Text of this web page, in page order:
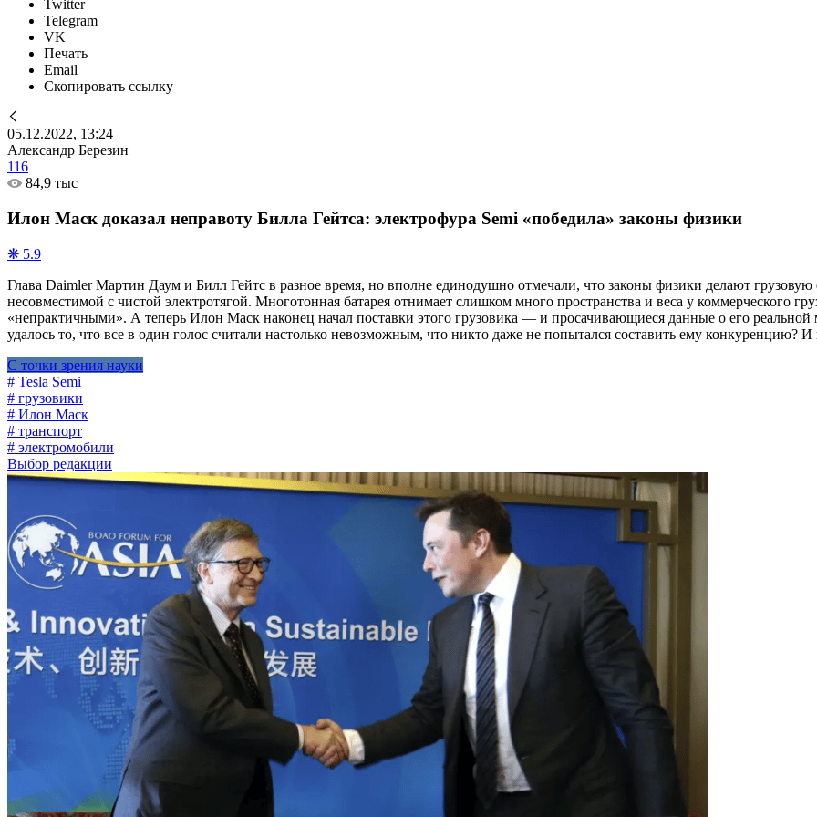
Twitter
Telegram
VK
Печать
Email
Скопировать ссылку
05.12.2022, 13:24
Александр Березин
116
84,9 тыс
Илон Маск доказал неправоту Билла Гейтса: электрофура Semi «победила» законы физики
❋ 5.9
Глава Daimler Мартин Даум и Билл Гейтс в разное время, но вполне единодушно отмечали, что законы физики делают
несовместимой с чистой электротягой. Многотонная батарея отнимает слишком много пространства и веса у коммерческого
«непрактичными». А теперь Илон Маск наконец начал поставки этого грузовика — и просачивающиеся данные о его
удалось то, что все в один голос считали настолько невозможным, что никто даже не попытался составить ему конкуренцию?
С точки зрения науки
# Tesla Semi
# грузовики
# Илон Маск
# транспорт
# электромобили
Выбор редакции